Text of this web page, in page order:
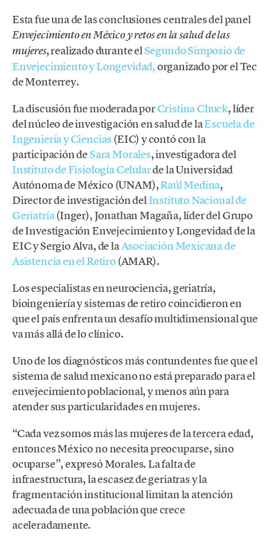
Esta fue una de las conclusiones centrales del panel
Envejecimiento en México y retos en la salud de las
mujeres, realizado durante elSegundo Simposio de
Envejecimiento y Longevidad,organizado por el Tec
de Monterrey.
La discusión fue moderada porCristina Chuck, líder
del núcleo de investigación en salud de laEscuela de
Ingeniería y Ciencias (EIC) y contó con la
participación deSara Morales, investigadora del
Instituto de Fisiología Celularde la Universidad
Autónoma de México (UNAM),Raúl Medina,
Director de investigación delInstituto Nacional de
Geriatría(Inger), Jonathan Magaña, líder del Grupo
de Investigación Envejecimiento y Longevidad de la
EIC y Sergio Alva, de laAsociación Mexicana de
Asistencia en el Retiro(AMAR).
Los especialistas en neurociencia, geriatría,
bioingeniería y sistemas de retiro coincidieron en
que el país enfrenta un desafío multidimensional que
va más allá de lo clínico.
Uno de los diagnósticos más contundentes fue que el
sistema de salud mexicano no está preparado para el
envejecimiento poblacional, y menos aún para
atender sus particularidades en mujeres.
“Cada vez somos más las mujeres de la tercera edad,
entonces México no necesita preocuparse, sino
ocuparse”, expresó Morales. La falta de
infraestructura, la escasez de geriatras y la
fragmentación institucional limitan la atención
adecuada de una población que crece
aceleradamente.